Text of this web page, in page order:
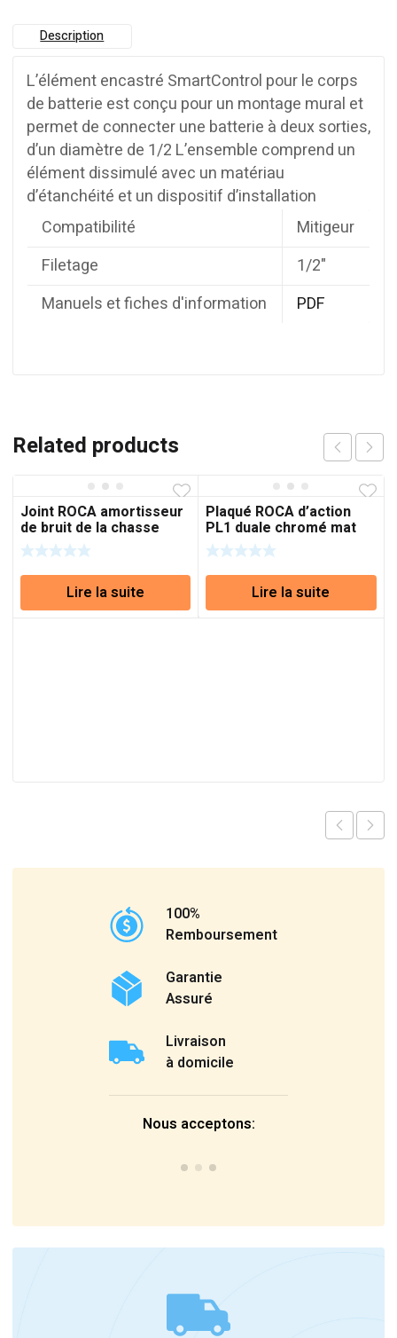
Description
L’élément encastré SmartControl pour le corps
de batterie est conçu pour un montage mural et
permet de connecter une batterie à deux sorties,
d’un diamètre de 1/2 L’ensemble comprend un
élément dissimulé avec un matériau
d’étanchéité et un dispositif d’installation
Compatibilité
Mitigeur
Filetage
1/2"
Manuels et fiches d'information
PDF
Related products
Joint ROCA amortisseur
de bruit de la chasse
d’eau
Lire la suite
Plaqué ROCA d’action
PL1 duale chromé mat
Lire la suite
100%
Remboursement
Garantie
Assuré
Livraison
à domicile
Nous acceptons: